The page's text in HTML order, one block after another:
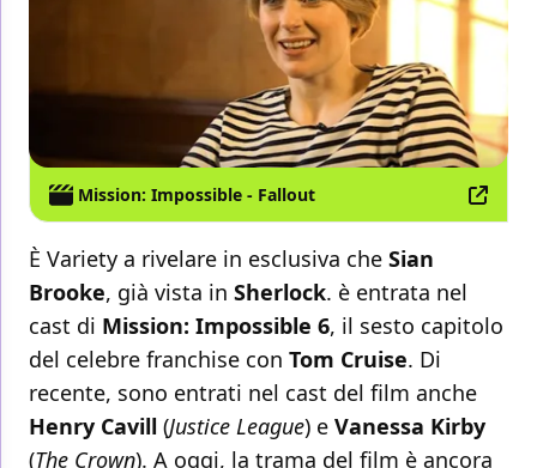
Mission: Impossible - Fallout
È Variety a rivelare in esclusiva che Sian
Brooke, già vista in Sherlock. è entrata nel
cast di Mission: Impossible 6, il sesto capitolo
del celebre franchise con Tom Cruise. Di
recente, sono entrati nel cast del film anche
Henry Cavill (Justice League) e Vanessa Kirby
(The Crown). A oggi, la trama del film è ancora